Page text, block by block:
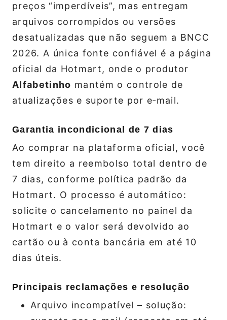
preços “imperdíveis”, mas entregam
arquivos corrompidos ou versões
desatualizadas que não seguem a BNCC
2026. A única fonte confiável é a página
oficial da Hotmart, onde o produtor
Alfabetinho mantém o controle de
atualizações e suporte por e‑mail.
Garantia incondicional de 7 dias
Ao comprar na plataforma oficial, você
tem direito a reembolso total dentro de
7 dias, conforme política padrão da
Hotmart. O processo é automático:
solicite o cancelamento no painel da
Hotmart e o valor será devolvido ao
cartão ou à conta bancária em até 10
dias úteis.
Principais reclamações e resolução
Arquivo incompatível – solução: